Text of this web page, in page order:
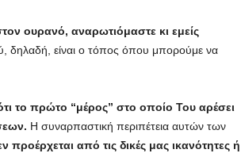
ουρανό, αναρωτιόμαστε κι εμείς
δηλαδή, είναι ο τόπος όπου μπορούμε να
το πρώτο “μέρος” στο οποίο Του αρέσει
Η συναρπαστική περιπέτεια αυτών των
προέρχεται από τις δικές μας ικανότητες ή